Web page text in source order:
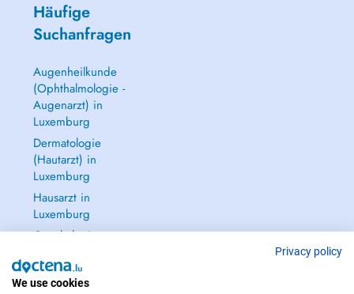
Häufige
Suchanfragen
Augenheilkunde
(Ophthalmologie -
Augenarzt) in
Luxemburg
Dermatologie
(Hautarzt) in
Luxemburg
Hausarzt in
Luxemburg
Gynäkologie
Frauenheilkunde)
in Luxemburg
Privacy policy
We use cookies